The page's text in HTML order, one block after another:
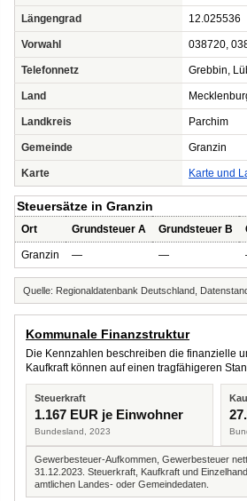
Längengrad 12.025536
Vorwahl 038720,
Telefonnetz Grebbin,
Land
Landkreis Parchim
Gemeinde Granzin
Karte Karte und
Steuersätze in Granzin
Ort Grundsteuer A Grundsteuer B
Granzin — —
Quelle: Regionaldatenbank Deutschland,
Kommunale Finanzstruktur
Die Kennzahlen beschreiben die finanzielle
Kaufkraft können auf einen tragfähigeren
Steuerkraft
1.167 EUR je Einwohner
Bundesland, 2023
Gewerbesteuer-Aufkommen, Gewerbesteuer
31.12.2023. Steuerkraft, Kaufkraft und
amtlichen Landes- oder Gemeindedaten.